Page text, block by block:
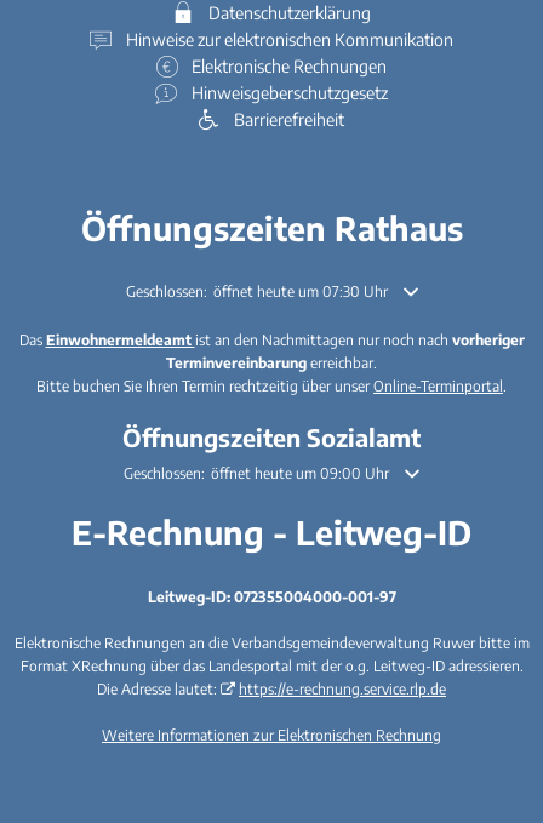
Datenschutzerklärung
Hinweise zur elektronischen Kommunikation
Elektronische Rechnungen
Hinweisgeberschutzgesetz
Barrierefreiheit
Öffnungszeiten Rathaus
Klicken, um weitere Öffnungs- oder Schließzeiten auszublenden
Geschlossen: öffnet heute um 07:30 Uhr
Das Einwohnermeldeamt ist an den Nachmittagen nur noch nach vorheriger
Terminvereinbarung erreichbar.
Bitte buchen Sie Ihren Termin rechtzeitig über unserOnline-Terminportal.
Öffnungszeiten Sozialamt
Klicken, um weitere Öffnungs- oder Schließzeiten auszublenden
Geschlossen: öffnet heute um 09:00 Uhr
E-Rechnung - Leitweg-ID
Leitweg-ID: 072355004000-001-97
Elektronische Rechnungen an die Verbandsgemeindeverwaltung Ruwer bitte im
Format XRechnung über das Landesportal mit der o.g. Leitweg-ID adressieren.
Die Adresse lautet:
https://e-rechnung.service.rlp.de
Weitere Informationen zur Elektronischen Rechnung